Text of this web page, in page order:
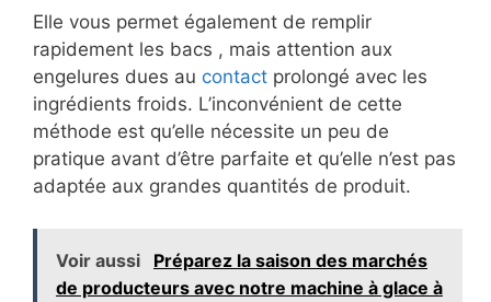
Elle vous permet également de remplir
rapidement les bacs , mais attention aux
engelures dues au contact prolongé avec les
ingrédients froids. L’inconvénient de cette
méthode est qu’elle nécessite un peu de
pratique avant d’être parfaite et qu’elle n’est pas
adaptée aux grandes quantités de produit.
Voir aussi
Préparez la saison des marchés
de producteurs avec notre machine à glace à